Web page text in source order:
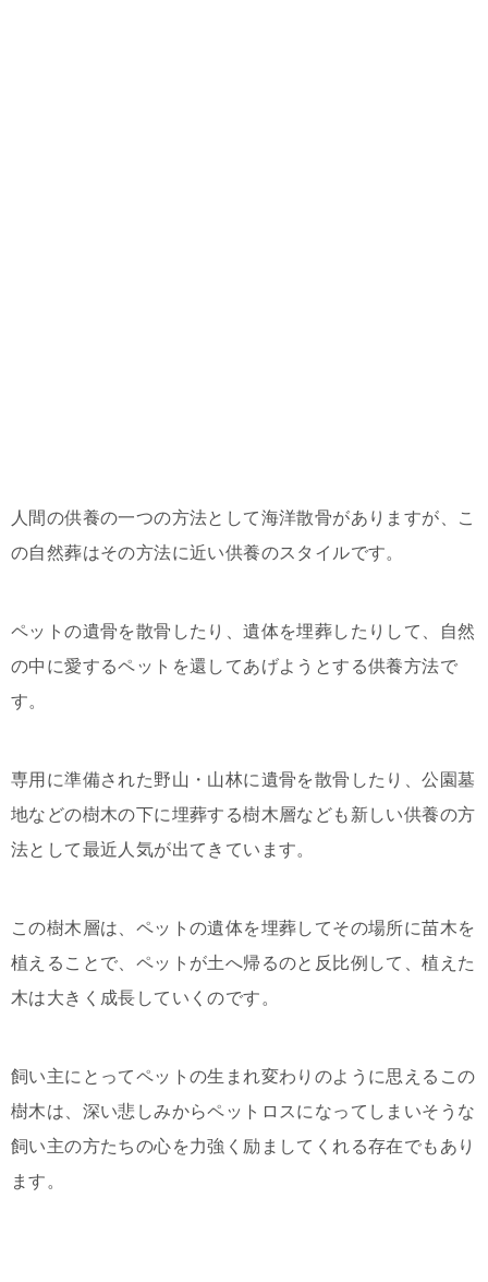
人間の供養の一つの方法として海洋散骨がありますが、こ
の自然葬はその方法に近い供養のスタイルです。
ペットの遺骨を散骨したり、遺体を埋葬したりして、自然
の中に愛するペットを還してあげようとする供養方法で
す。
専用に準備された野山・山林に遺骨を散骨したり、公園墓
地などの樹木の下に埋葬する樹木層なども新しい供養の方
法として最近人気が出てきています。
この樹木層は、ペットの遺体を埋葬してその場所に苗木を
植えることで、ペットが土へ帰るのと反比例して、植えた
木は大きく成長していくのです。
飼い主にとってペットの生まれ変わりのように思えるこの
樹木は、深い悲しみからペットロスになってしまいそうな
飼い主の方たちの心を力強く励ましてくれる存在でもあり
ます。